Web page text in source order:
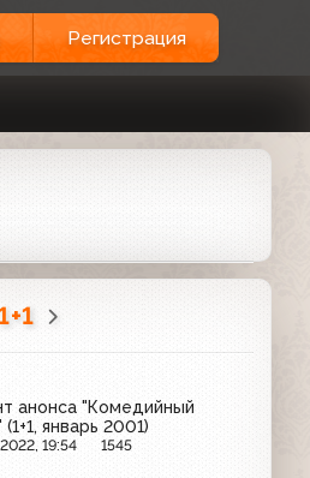
Регистрация
анонса "Комедийный
январь 2001)
19:54 1545